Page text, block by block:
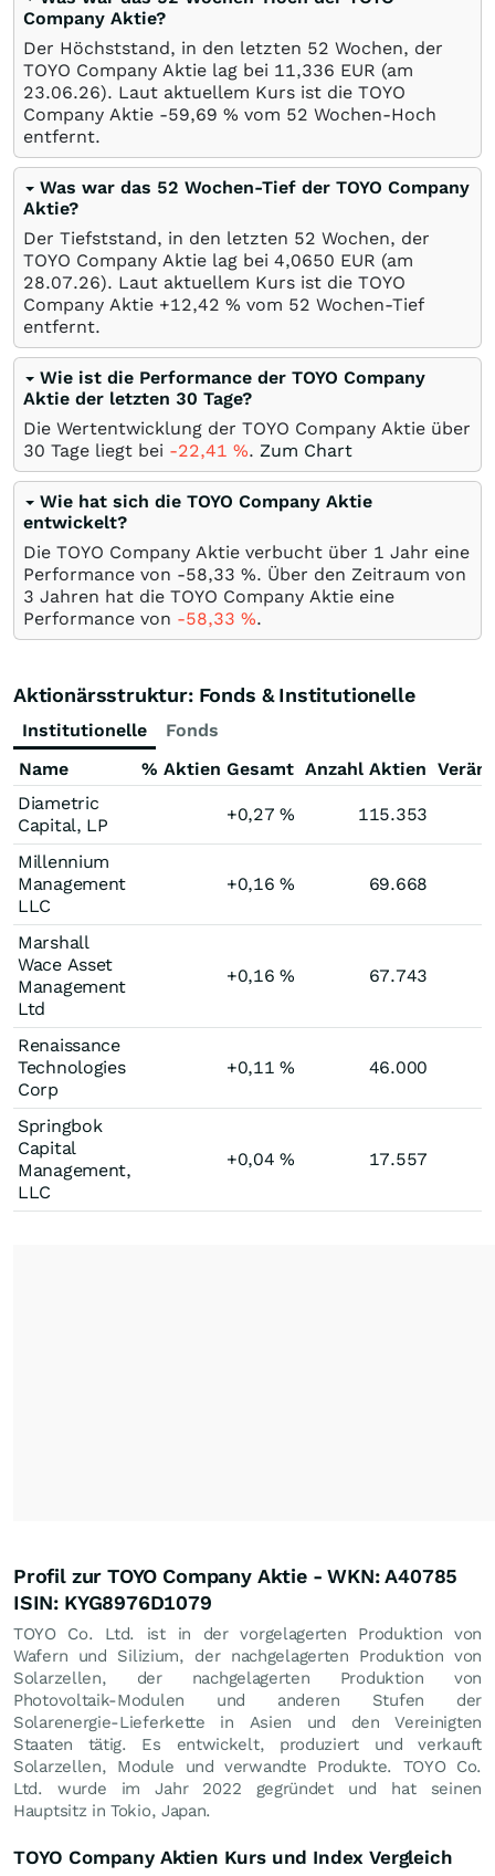
Company Aktie?
Der Höchststand, in den letzten 52 Wochen, der
TOYO Company Aktie lag bei 11,336 EUR (am
23.06.26). Laut aktuellem Kurs ist die TOYO
Company Aktie -59,69 % vom 52 Wochen-Hoch
entfernt.
Was war das 52 Wochen-Tief der TOYO Company
Aktie?
Der Tiefststand, in den letzten 52 Wochen, der
TOYO Company Aktie lag bei 4,0650 EUR (am
28.07.26). Laut aktuellem Kurs ist die TOYO
Company Aktie +12,42 % vom 52 Wochen-Tief
entfernt.
Wie ist die Performance der TOYO Company
Aktie der letzten 30 Tage?
Die Wertentwicklung der TOYO Company Aktie über
30 Tage liegt bei -22,41 %. Zum Chart
Wie hat sich die TOYO Company Aktie
entwickelt?
Die TOYO Company Aktie verbucht über 1 Jahr eine
Performance von -58,33 %. Über den Zeitraum von
3 Jahren hat die TOYO Company Aktie eine
Performance von -58,33 %.
Aktionärsstruktur: Fonds & Institutionelle
Institutionelle
Fonds
Name
% Aktien Gesamt Anzahl Aktien
Diametric
Capital, LP
+0,27% 115.353
Millennium
Management
LLC
+0,16% 69.668
Marshall
Wace Asset
Management
Ltd
+0,16% 67.743
Renaissance
Technologies
Corp
+0,11% 46.000
Springbok
Capital
Management,
LLC
+0,04% 17.557
Profil zur TOYO Company Aktie - WKN: A40785
ISIN: KYG8976D1079
TOYO Co. Ltd. ist in der vorgelagerten Produktion von
Wafern und Silizium, der nachgelagerten Produktion von
Solarzellen, der nachgelagerten Produktion von
Photovoltaik-Modulen und anderen Stufen der
Solarenergie-Lieferkette in Asien und den Vereinigten
Staaten tätig. Es entwickelt, produziert und verkauft
Solarzellen, Module und verwandte Produkte. TOYO Co.
Ltd. wurde im Jahr 2022 gegründet und hat seinen
Hauptsitz in Tokio, Japan.
TOYO Company Aktien Kurs und Index Vergleich